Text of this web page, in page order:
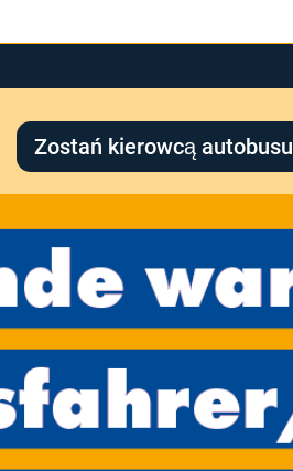
Zostań kierowcą autobusu